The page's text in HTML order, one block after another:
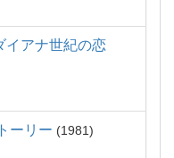
イアナ世紀の恋
ーリー
1981